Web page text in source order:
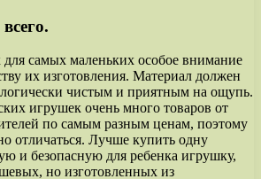
самых маленьких особое внимание
их изготовления. Материал должен
чистым и приятным на ощупь.
игрушек очень много товаров от
по самым разным ценам, поэтому
отличаться. Лучше купить одну
и безопасную для ребенка игрушку,
но изготовленных из